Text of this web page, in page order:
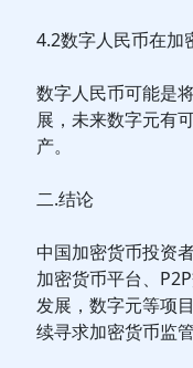
4.2数字人民币在加
数字人民币可能是
展，未来数字元有
产。
二.结论
中国加密货币投资
加密货币平台、
发展，数字元等项
续寻求加密货币监